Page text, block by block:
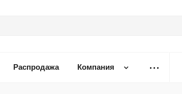
Распродажа Компания